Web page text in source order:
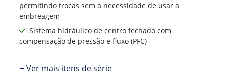
permitindo trocas sem a necessidade de usar a
embreagem
Sistema hidráulico de centro fechado com
compensação de pressão e fluxo (PFC)
+ Ver mais itens de série